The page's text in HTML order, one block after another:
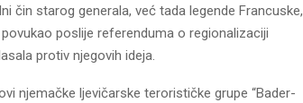
čin starog generala, već tada legende Francuske,
poslije referenduma o regionalizaciji
protiv njegovih ideja.
njemačke ljevičarske terorističke grupe “Bader-